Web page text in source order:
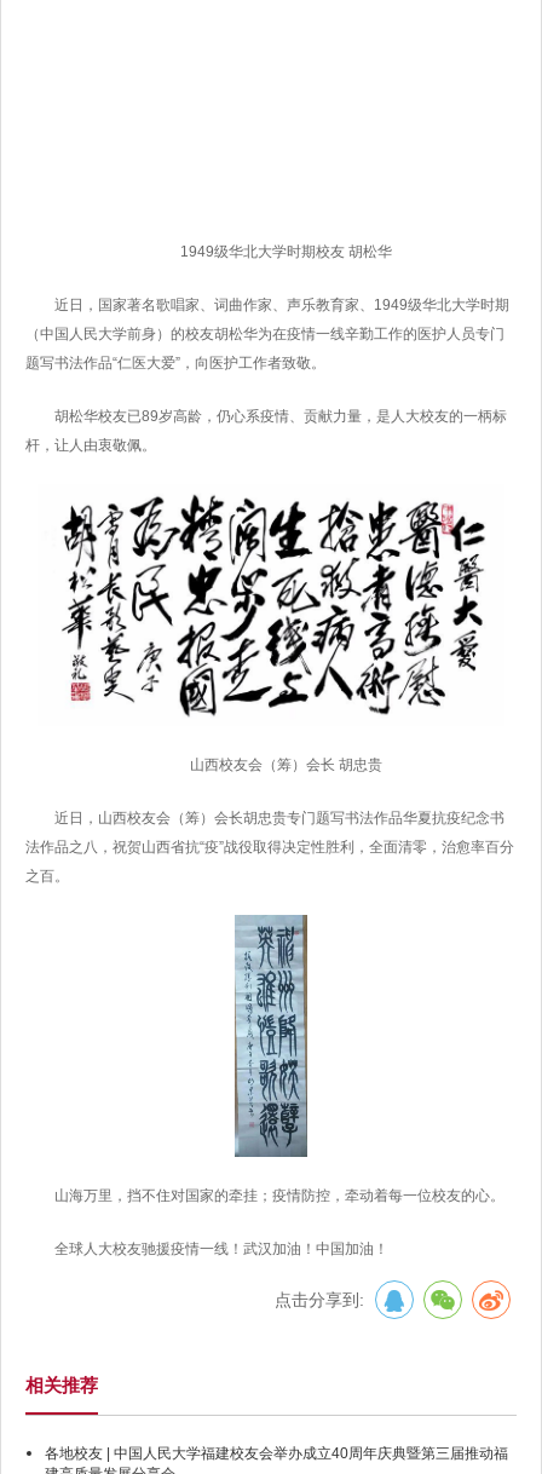
1949级华北大学时期校友 胡松华
近日，国家著名歌唱家、词曲作家、声乐教育家、1949级华北大学时期
（中国人民大学前身）的校友胡松华为在疫情一线辛勤工作的医护人员专门
题写书法作品“仁医大爱”，向医护工作者致敬。
胡松华校友已89岁高龄，仍心系疫情、贡献力量，是人大校友的一柄标
杆，让人由衷敬佩。
山西校友会（筹）会长 胡忠贵
近日，山西校友会（筹）会长胡忠贵专门题写书法作品华夏抗疫纪念书
法作品之八，祝贺山西省抗“疫”战役取得决定性胜利，全面清零，治愈率百分
之百。
山海万里，挡不住对国家的牵挂；疫情防控，牵动着每一位校友的心。
全球人大校友驰援疫情一线！武汉加油！中国加油！
点击分享到:
相关推荐
各地校友 | 中国人民大学福建校友会举办成立40周年庆典暨第三届推动福